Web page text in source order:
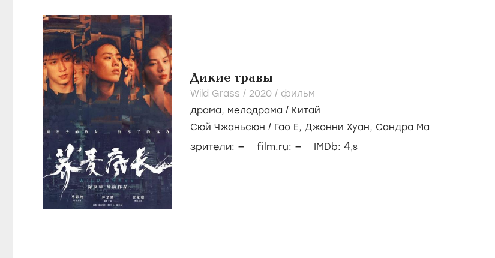
Дикие травы
Wild Grass / 2020 / фильм
драма, мелодрама / Китай
Сюй Чжаньсюн / Гао Е, Джонни Хуан, Сандра Ма
зрители: – film.ru: – IMDb: 4,8